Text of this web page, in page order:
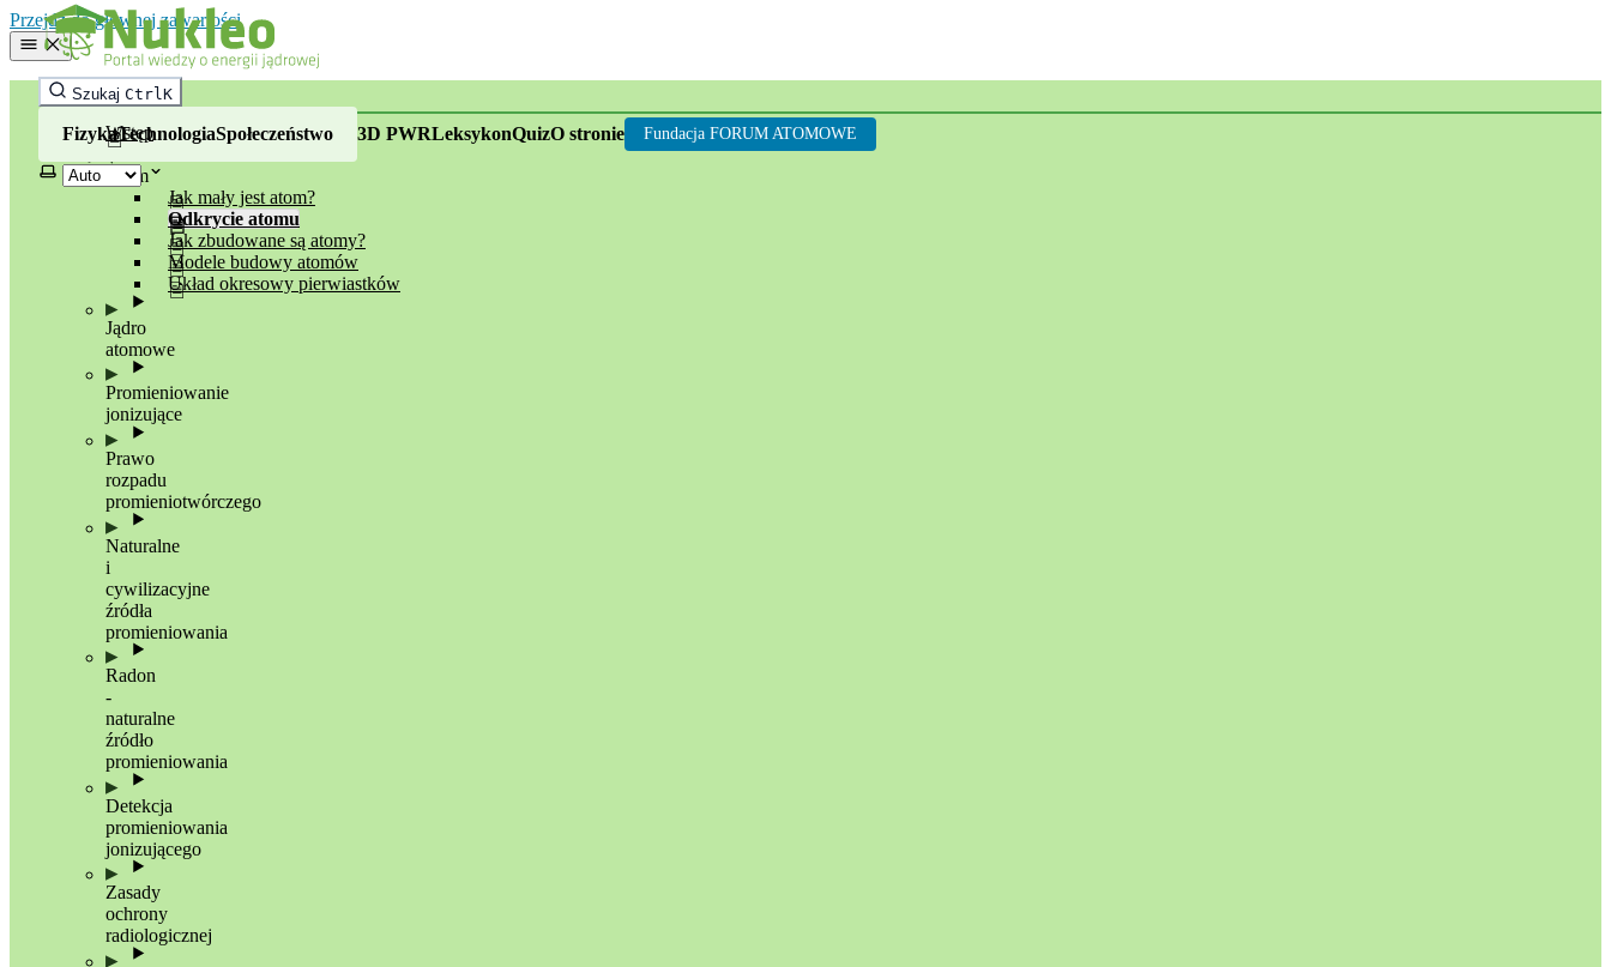
Przejdź do głównej zawartości
Szukaj CtrlK
FizykaTechnologiaSpołeczeństwo 3D PWRLeksykonQuizO stronie Fundacja FORUM ATOMOWE
Wybierz motyw
Fizyka
Wstęp
Atom
Jak mały jest atom?
Odkrycie atomu
Jak zbudowane są atomy?
Modele budowy atomów
Układ okresowy pierwiastków
Jądro
atomowe
Promieniowanie
jonizujące
Prawo
rozpadu
promieniotwórczego
Naturalne
i
cywilizacyjne
źródła
promieniowania
Radon
-
naturalne
źródło
promieniowania
Detekcja
promieniowania
jonizującego
Zasady
ochrony
radiologicznej